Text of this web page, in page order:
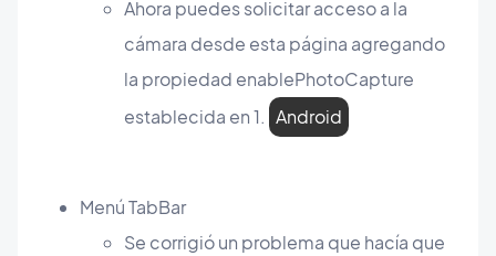
Ahora puedes solicitar acceso a la
cámara desde esta página agregando
la propiedad enablePhotoCapture
establecida en 1. Android
Menú TabBar
Se corrigió un problema que hacía que